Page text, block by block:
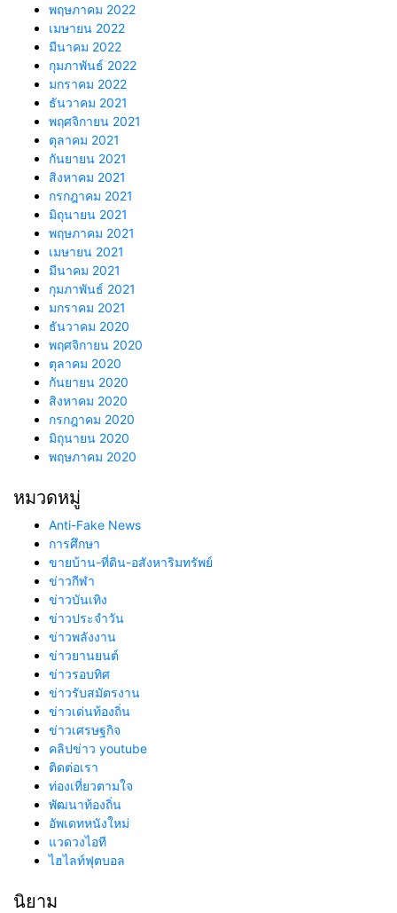
พฤษภาคม 2022
เมษายน 2022
มีนาคม 2022
กุมภาพันธ์ 2022
มกราคม 2022
ธันวาคม 2021
พฤศจิกายน 2021
ตุลาคม 2021
กันยายน 2021
สิงหาคม 2021
กรกฎาคม 2021
มิถุนายน 2021
พฤษภาคม 2021
เมษายน 2021
มีนาคม 2021
กุมภาพันธ์ 2021
มกราคม 2021
ธันวาคม 2020
พฤศจิกายน 2020
ตุลาคม 2020
กันยายน 2020
สิงหาคม 2020
กรกฎาคม 2020
มิถุนายน 2020
พฤษภาคม 2020
หมวดหมู่
Anti-Fake News
การศึกษา
ขายบ้าน-ที่ดิน-อสังหาริมทรัพย์
ข่าวกีฬา
ข่าวบันเทิง
ข่าวประจำวัน
ข่าวพลังงาน
ข่าวยานยนต์
ข่าวรอบทิศ
ข่าวรับสมัตรงาน
ข่าวเด่นท้องถิ่น
ข่าวเศรษฐกิจ
คลิปข่าว youtube
ติดต่อเรา
ท่องเที่ยวตามใจ
พัฒนาท้องถิ่น
อัพเดทหนังใหม่
แวดวงไอที
ไฮไลท์ฟุตบอล
นิยาม